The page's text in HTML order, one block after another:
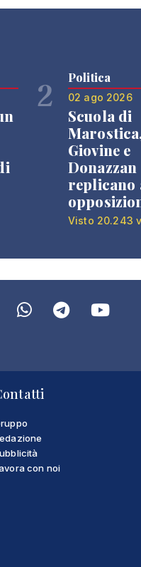
2 Politica
02 ago 2026
Scuola di
Giovine e
Donazzan
replicano
Visto 20.243
con noi